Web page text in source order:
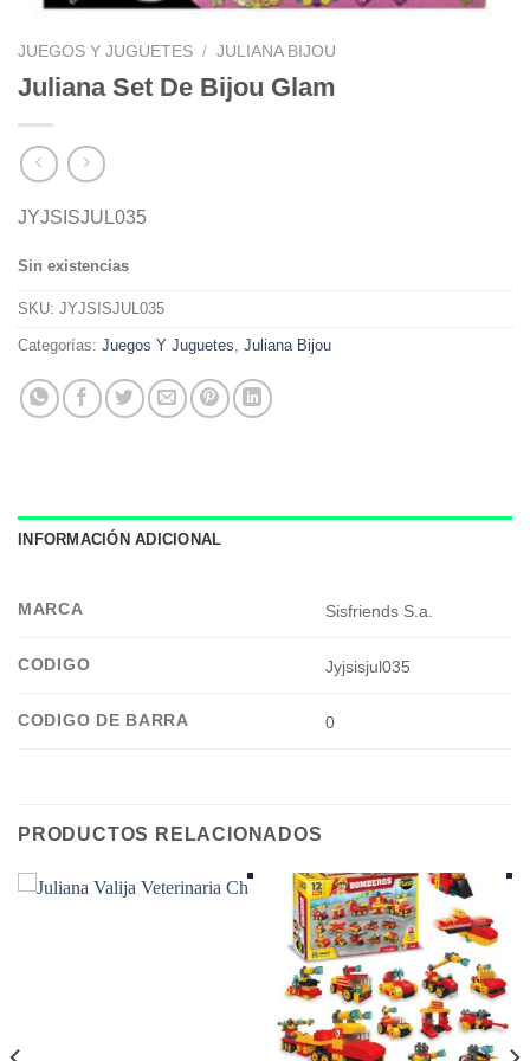
JUEGOS Y JUGUETES / JULIANA BIJOU
Juliana Set De Bijou Glam
JYJSISJUL035
Sin existencias
SKU: JYJSISJUL035
Categorías: Juegos Y Juguetes, Juliana Bijou
INFORMACIÓN ADICIONAL
MARCA Sisfriends S.a.
CODIGO Jyjsisjul035
CODIGO DE BARRA 0
PRODUCTOS RELACIONADOS